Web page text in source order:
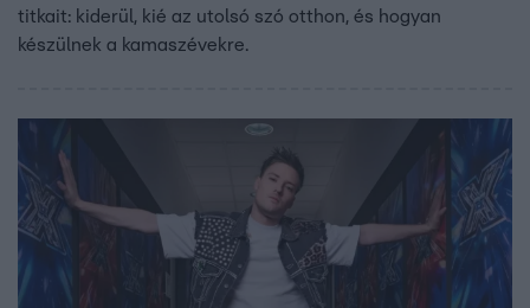
titkait: kiderül, kié az utolsó szó otthon, és hogyan
készülnek a kamaszévekre.